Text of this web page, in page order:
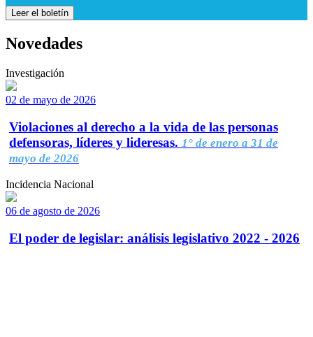
Leer el boletín
Novedades
Investigación
02 de mayo de 2026
Violaciones al derecho a la vida de las personas
defensoras, líderes y lideresas. 1° de enero a 31 de
mayo de 2026
Incidencia Nacional
06 de agosto de 2026
El poder de legislar: análisis legislativo 2022 - 2026